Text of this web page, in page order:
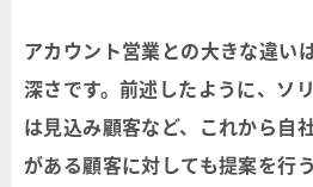
アカウント営業との大きな違い
深さです。前述したように、ソ
は見込み顧客など、これから自
がある顧客に対しても提案を行